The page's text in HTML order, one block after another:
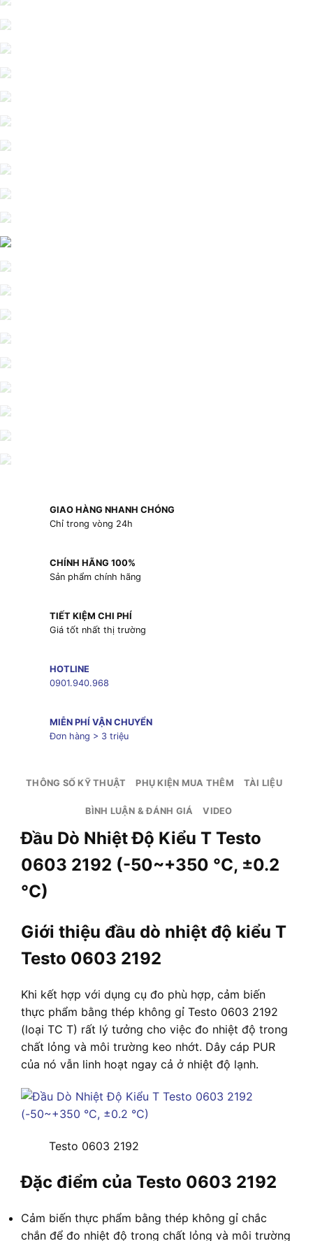
GIAO HÀNG NHANH CHÓNG
Chỉ trong vòng 24h
CHÍNH HÃNG 100%
Sản phẩm chính hãng
TIẾT KIỆM CHI PHÍ
Giá tốt nhất thị trường
HOTLINE
0901.940.968
MIỄN PHÍ VẬN CHUYỂN
Đơn hàng > 3 triệu
THÔNG SỐ KỸ THUẬT PHỤ KIỆN MUA THÊM TÀI LIỆU
BÌNH LUẬN & ĐÁNH GIÁ VIDEO
Đầu Dò Nhiệt Độ Kiểu T Testo
0603 2192 (-50~+350 °C, ±0.2
°C)
Giới thiệu đầu dò nhiệt độ kiểu T
Testo 0603 2192
Khi kết hợp với dụng cụ đo phù hợp, cảm biến
thực phẩm bằng thép không gỉ Testo 0603 2192
(loại TC T) rất lý tưởng cho việc đo nhiệt độ trong
chất lỏng và môi trường keo nhớt. Dây cáp PUR
của nó vẫn linh hoạt ngay cả ở nhiệt độ lạnh.
Testo 0603 2192
Đặc điểm của Testo 0603 2192
Cảm biến thực phẩm bằng thép không gỉ chắc
chắn để đo nhiệt độ trong chất lỏng và môi trường